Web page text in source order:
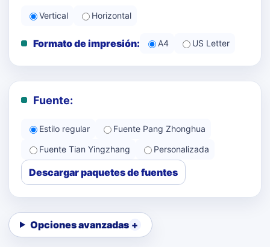
Vertical Horizontal
Formato de impresión: A4 US Letter
Fuente:
Estilo regular
Fuente Pang Zhonghua
Fuente Tian Yingzhang
Personalizada
Descargar paquetes de fuentes
Opciones avanzadas